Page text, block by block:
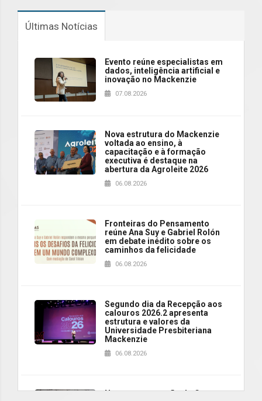
Últimas Notícias
Evento reúne especialistas em
dados, inteligência artificial e
inovação no Mackenzie
07.08.2026
Nova estrutura do Mackenzie
voltada ao ensino, à
capacitação e à formação
executiva é destaque na
abertura da Agroleite 2026
06.08.2026
Fronteiras do Pensamento
reúne Ana Suy e Gabriel Rolón
em debate inédito sobre os
caminhos da felicidade
06.08.2026
Segundo dia da Recepção aos
calouros 2026.2 apresenta
estrutura e valores da
Universidade Presbiteriana
Mackenzie
06.08.2026
Nova apresentação do Centro